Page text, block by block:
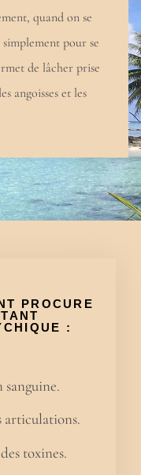
quand on se
pour se
de lâcher prise
angoisses et les
PROCURE
:
articulations.
toxines.